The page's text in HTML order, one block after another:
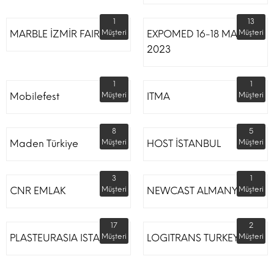
MARBLE İZMİR FAIR
1
Müşteri
EXPOMED 16-18 MART
2023
13
Müşteri
Mobilefest
1
Müşteri
ITMA
1
Müşteri
Maden Türkiye
8
Müşteri
HOST İSTANBUL
5
Müşteri
CNR EMLAK
3
Müşteri
NEWCAST ALMANYA
1
Müşteri
PLASTEURASIA ISTANBUL
17
Müşteri
LOGITRANS TURKEY
2
Müşteri